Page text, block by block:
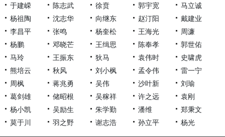
于建嵘
陈志武 徐贲 郭宇宽
马立诚
杨祖陶
沈志华 向继东 赵汀阳
戴建业
李昌平
张鸣 杨奎松 王海光
周濂
杨鹏
邓晓芒 王缉思 陈奉孝
郭世佑
马玲
王振东 狄马 袁伟时
史啸虎
熊培云
秋风 刘小枫 孟令伟
雷一宁
周枫
蒋兆勇 吴伟 沙叶新
刘瑜
葛剑雄
储昭根 吴稼祥 许之远
袁刚
杨小凯
吴励生 朱学勤 潘维
郑秉文
莫于川
羽之野 谢志浩 孙立平 杨光